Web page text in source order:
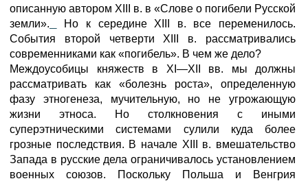
описанную автором XIII в. в «Слове о погибели Русской
земли».
Но к середине XIII в. все переменилось.
События второй четверти XIII в. рассматривались
современниками как «погибель». В чем же дело?
Междоусобицы княжеств в XI—XII вв. мы должны
рассматривать как «болезнь роста», определенную
фазу этногенеза, мучительную, но не угрожающую
жизни этноса. Но столкновения с иными
суперэтническими системами сулили куда более
грозные последствия. В начале XIII в. вмешательство
Запада в русские дела ограничивалось установлением
военных союзов. Поскольку Польша и Венгрия